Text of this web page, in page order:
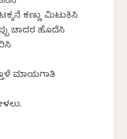
ಕಣ್ಣು ಮಿಟುಕಿಸಿ
ಚಾದರ ಹೊದೆಸಿ
ಮಾಯಗಾತಿ